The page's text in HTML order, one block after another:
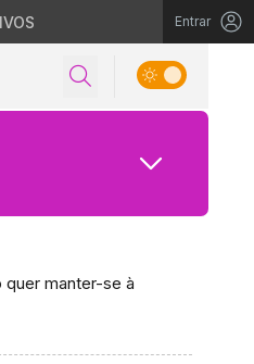
Entrar
manter-se à